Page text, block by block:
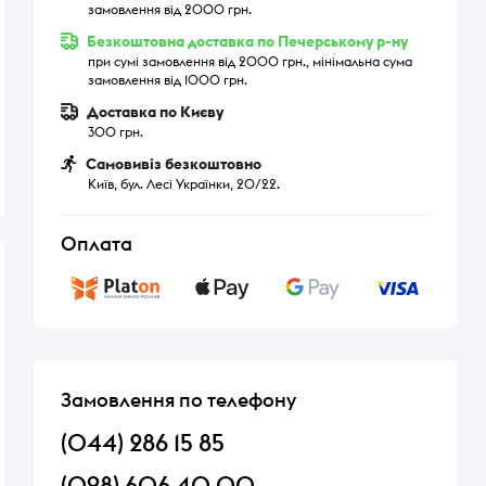
замовлення від 2000 грн.
Безкоштовна доставка по Печерському р-ну
при сумі замовлення від 2000 грн., мінімальна сума
замовлення від 1000 грн.
Доставка по Києву
300 грн.
Самовивіз безкоштовно
Київ, бул. Лесі Українки, 20/22.
Оплата
Замовлення по телефону
(044) 286 15 85